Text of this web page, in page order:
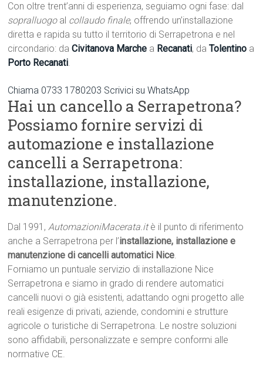
Con oltre trent’anni di esperienza, seguiamo ogni fase: dal
sopralluogo al collaudo finale, offrendo un’installazione
diretta e rapida su tutto il territorio di Serrapetrona e nel
circondario: daCivitanova Marche a Recanati, daTolentino a
Porto Recanati.
Chiama 0733 1780203 Scrivici su WhatsApp
Hai un cancello a Serrapetrona?
Possiamo fornire servizi di
automazione e installazione
cancelli a Serrapetrona:
installazione, installazione,
manutenzione.
Dal 1991,AutomazioniMacerata.itè il punto di riferimento
anche a Serrapetrona per l’installazione, installazione e
manutenzione di cancelli automatici Nice.
Forniamo un puntuale servizio di installazione Nice
Serrapetrona e siamo in grado di rendere automatici
cancelli nuovi o già esistenti, adattando ogni progetto alle
reali esigenze di privati, aziende, condomini e strutture
agricole o turistiche di Serrapetrona. Le nostre soluzioni
sono affidabili, personalizzate e sempre conformi alle
normative CE.